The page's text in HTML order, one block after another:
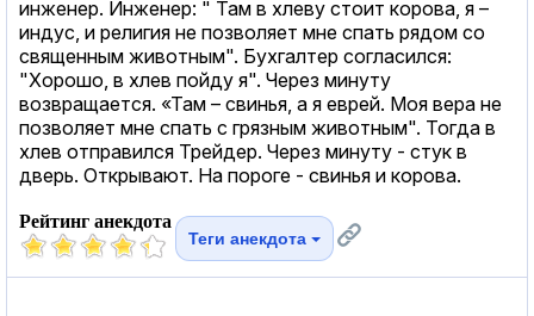
инженер. Инженер: " Там в хлеву стоит корова, я –
индус, и религия не позволяет мне спать рядом со
священным животным". Бухгалтер согласился:
"Хорошо, в хлев пойду я". Через минуту
возвращается. «Там – свинья, а я еврей. Моя вера не
позволяет мне спать с грязным животным". Тогда в
хлев отправился Трейдер. Через минуту - стук в
дверь. Открывают. На пороге - свинья и корова.
Рейтинг анекдота
Теги анекдота